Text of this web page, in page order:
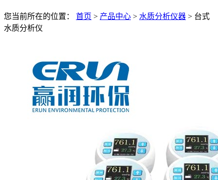
您当前所在的位置： 首页 > 产品中心 > 水质分析仪器 > 台式
水质分析仪